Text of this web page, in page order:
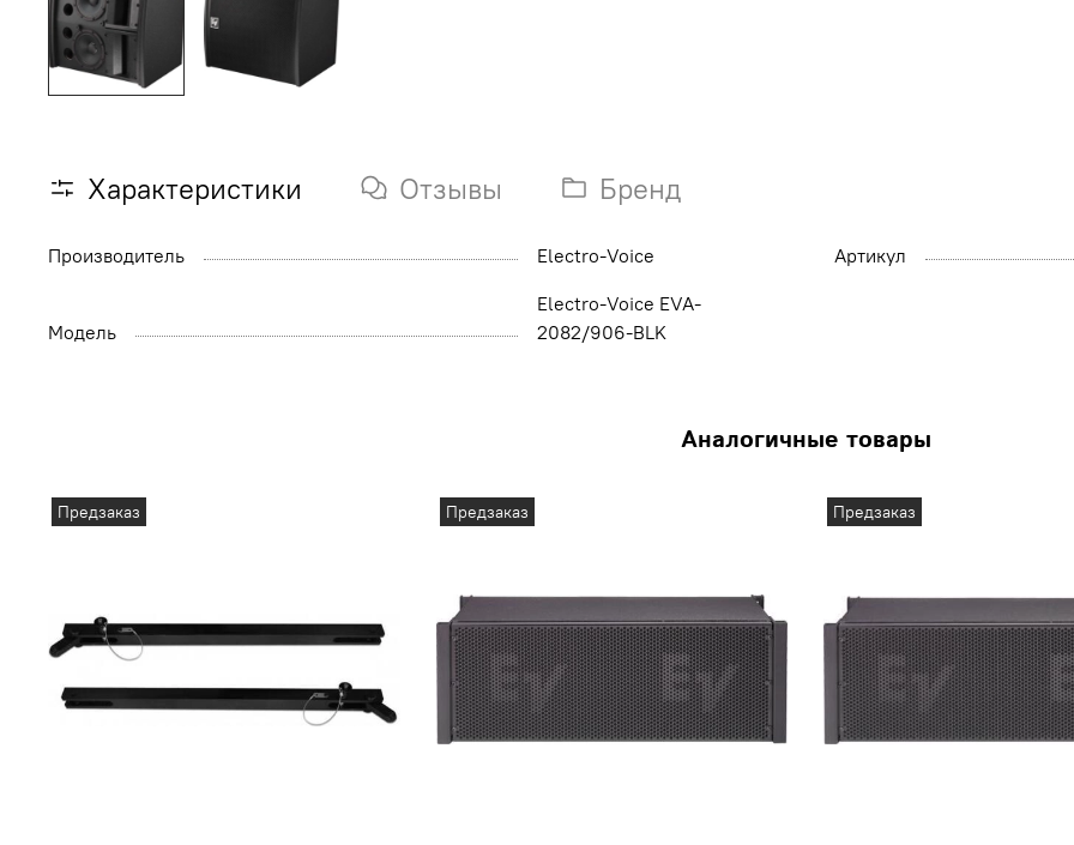
Характеристики Отзывы Бренд
Производитель Electro-Voice Артикул
Модель
Electro-Voice EVA-
2082/906-BLK
Аналогичные товары
Предзаказ Предзаказ Предзаказ